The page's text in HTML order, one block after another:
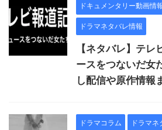
ドキュメンタリー動画情
ドラマネタバレ情報
【ネタバレ】テレ
ースをつないだ女
し配信や原作情報
ドラマコラム ドラマネ